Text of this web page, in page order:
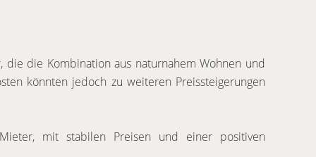
die Kombination aus naturnahem Wohnen und
könnten jedoch zu weiteren Preissteigerungen
mit stabilen Preisen und einer positiven